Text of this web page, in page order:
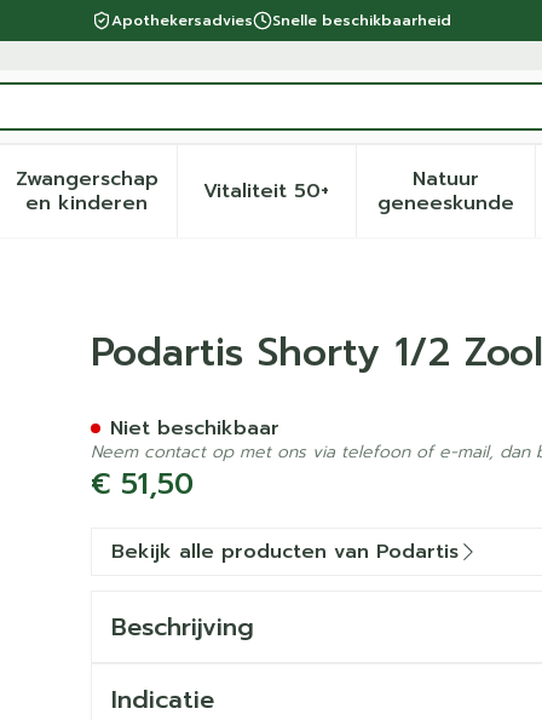
Apothekersadvies Snelle beschikbaarheid
verzorging en hygiëne categorie
voor Dieet, voeding en vitamines categorie
Zwangerschap
en kinderenToon submenu voor Zwangerschap en
Vitaliteit 50+Toon submenu voor
Natuur
geneeskunde
Toon
37
Podartis Shorty 1/2
€ 51,50
Niet beschikbaar
Neem contact op met ons via telefoon of e-mail, dan
Bekijk alle producten van Podartis
Beschrijving
Indicatie